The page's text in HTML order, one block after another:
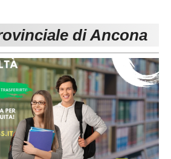
Carica la tua Rosa
di Ancona